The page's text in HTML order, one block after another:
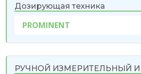
Дозирующая техника
PROMINENT
РУЧНОЙ ИЗМЕРИТЕЛЬНЫЙ